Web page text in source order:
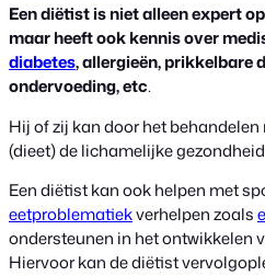
Een diëtist is niet alleen expert
maar heeft ook kennis over
diabetes, allergieën, prikkelbare
ondervoeding, etc.
Hij of zij kan door het
(dieet) de lichamelijke
Een diëtist kan ook helpen met
eetproblematiekverhelpen zoals
ondersteunen in het ontwikkelen
Hiervoor kan de diëtist